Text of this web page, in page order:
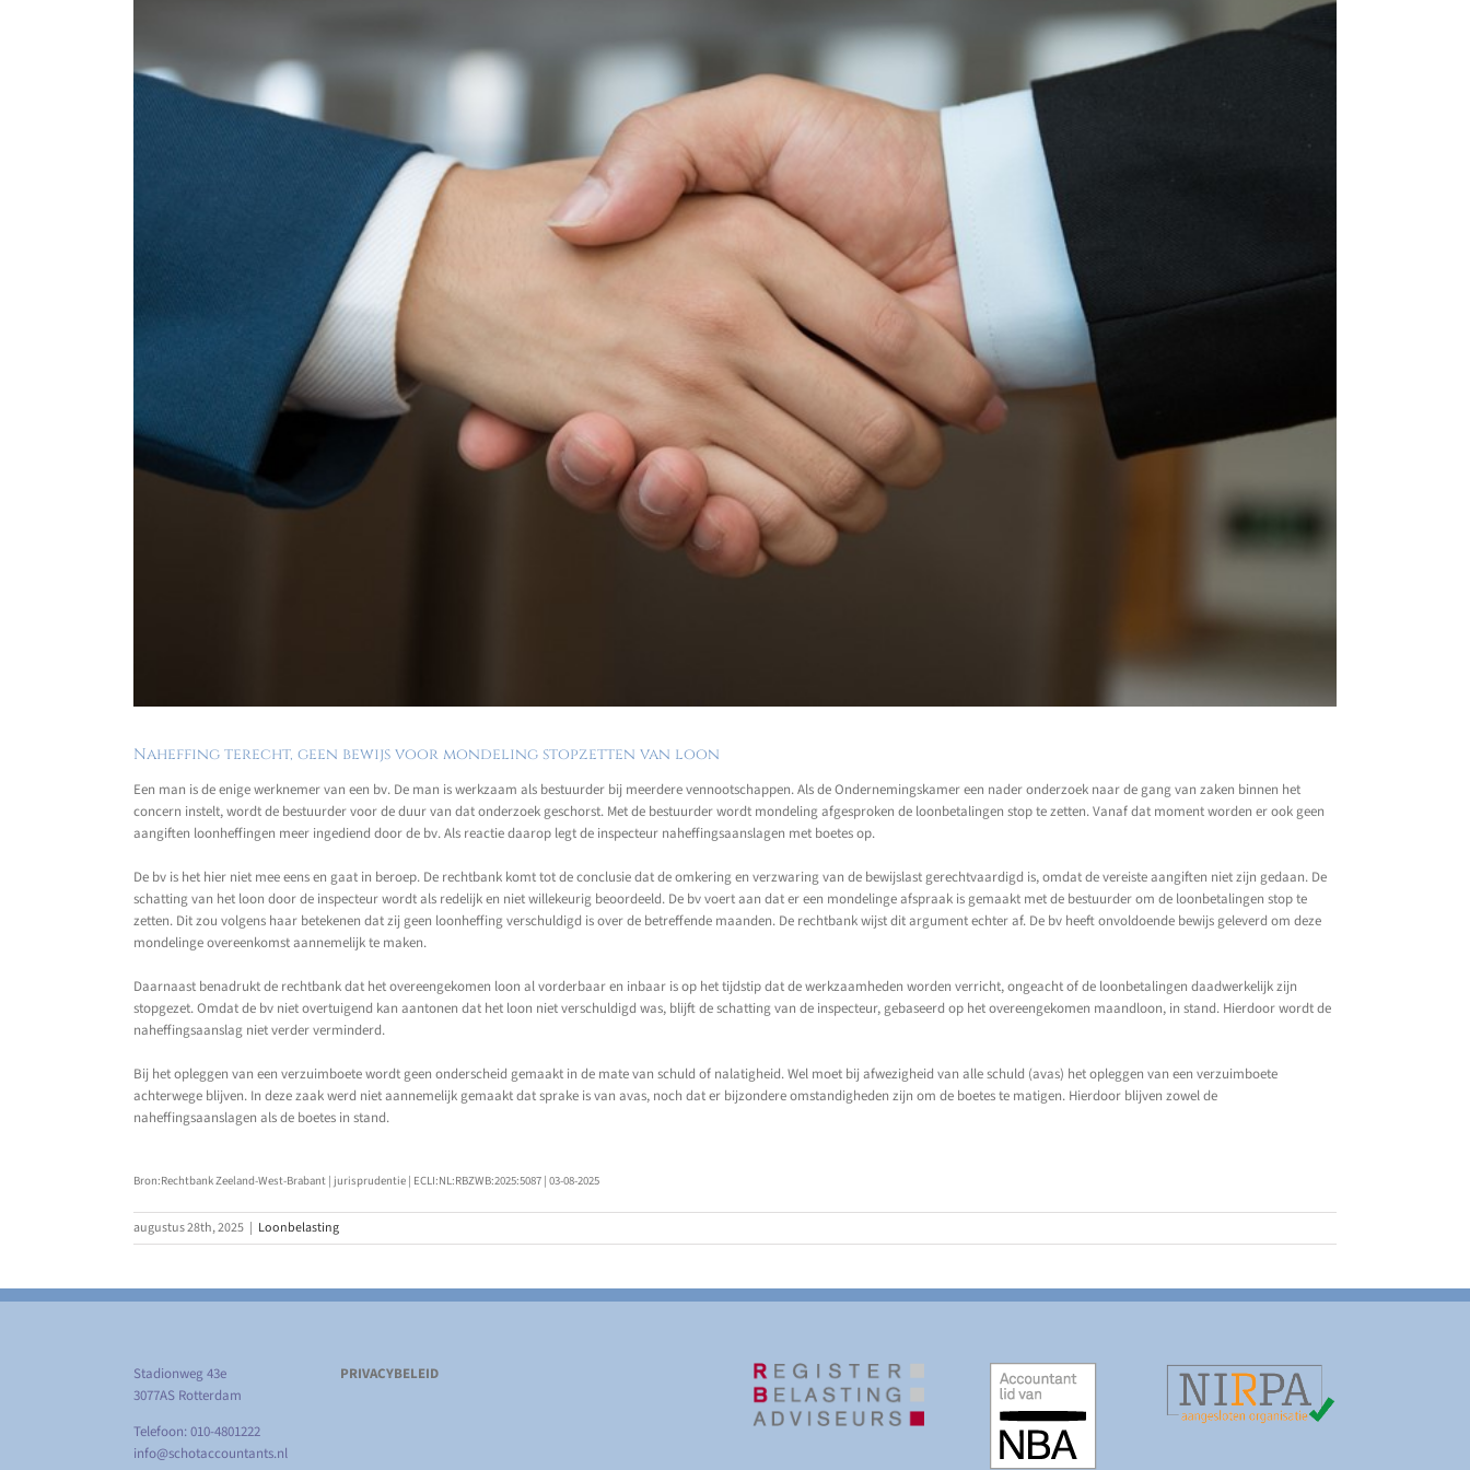
Naheffing terecht, geen bewijs voor mondeling stopzetten van loon
Een man is de enige werknemer van een bv. De man is werkzaam als bestuurder bij meerdere vennootschappen. Als de Ondernemingskamer een nader onderzoek naar de gang van zaken binnen het
concern instelt, wordt de bestuurder voor de duur van dat onderzoek geschorst. Met de bestuurder wordt mondeling afgesproken de loonbetalingen stop te zetten. Vanaf dat moment worden er ook geen
aangiften loonheffingen meer ingediend door de bv. Als reactie daarop legt de inspecteur naheffingsaanslagen met boetes op.
De bv is het hier niet mee eens en gaat in beroep. De rechtbank komt tot de conclusie dat de omkering en verzwaring van de bewijslast gerechtvaardigd is, omdat de vereiste aangiften niet zijn gedaan. De
schatting van het loon door de inspecteur wordt als redelijk en niet willekeurig beoordeeld. De bv voert aan dat er een mondelinge afspraak is gemaakt met de bestuurder om de loonbetalingen stop te
zetten. Dit zou volgens haar betekenen dat zij geen loonheffing verschuldigd is over de betreffende maanden. De rechtbank wijst dit argument echter af. De bv heeft onvoldoende bewijs geleverd om deze
mondelinge overeenkomst aannemelijk te maken.
Daarnaast benadrukt de rechtbank dat het overeengekomen loon al vorderbaar en inbaar is op het tijdstip dat de werkzaamheden worden verricht, ongeacht of de loonbetalingen daadwerkelijk zijn
stopgezet. Omdat de bv niet overtuigend kan aantonen dat het loon niet verschuldigd was, blijft de schatting van de inspecteur, gebaseerd op het overeengekomen maandloon, in stand. Hierdoor wordt de
naheffingsaanslag niet verder verminderd.
Bij het opleggen van een verzuimboete wordt geen onderscheid gemaakt in de mate van schuld of nalatigheid. Wel moet bij afwezigheid van alle schuld (avas) het opleggen van een verzuimboete
achterwege blijven. In deze zaak werd niet aannemelijk gemaakt dat sprake is van avas, noch dat er bijzondere omstandigheden zijn om de boetes te matigen. Hierdoor blijven zowel de
naheffingsaanslagen als de boetes in stand.
Bron:Rechtbank Zeeland-West-Brabant | jurisprudentie | ECLI:NL:RBZWB:2025:5087 | 03-08-2025
augustus 28th, 2025 | Loonbelasting
Stadionweg 43e
3077AS Rotterdam
Telefoon: 010-4801222
info@schotaccountants.nl
PRIVACYBELEID